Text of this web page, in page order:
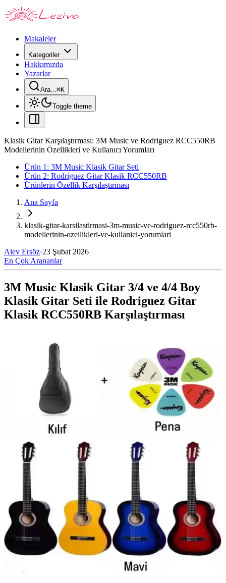
Makaleler
Kategoriler
Hakkımızda
Yazarlar
Ara...⌘K
Toggle theme
Klasik Gitar Karşılaştırması: 3M Music ve Rodriguez RCC550RB
Modellerinin Özellikleri ve Kullanıcı Yorumları
Ürün 1: 3M Music Klasik Gitar Seti
Ürün 2: Rodriguez Gitar Klasik RCC550RB
Ürünlerin Özellik Karşılaştırması
Ana Sayfa
klasik-gitar-karsilastirmasi-3m-music-ve-rodriguez-rcc550rb-
modellerinin-ozellikleri-ve-kullanici-yorumlari
Alev Ersöz·23 Şubat 2026
En Çok Arananlar
3M Music Klasik Gitar 3/4 ve 4/4 Boy
Klasik Gitar Seti ile Rodriguez Gitar
Klasik RCC550RB Karşılaştırması